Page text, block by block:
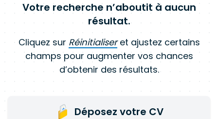
Votre recherche n’aboutit à aucun
résultat.
Cliquez sur Réinitialiseret ajustez certains
champs pour augmenter vos chances
d’obtenir des résultats.
Déposez votre CV